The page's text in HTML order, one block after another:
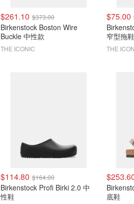
$261.10 $373.00
Birkenstock Boston Wire
Buckle 中性款
THE ICONIC
$75.00
窄型拖鞋
THE
$114.80 $164.00
Birkenstock Profi Birki 2.0 中
性鞋
底鞋